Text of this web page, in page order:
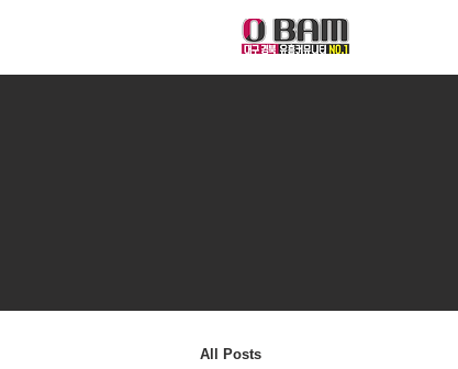
All Posts